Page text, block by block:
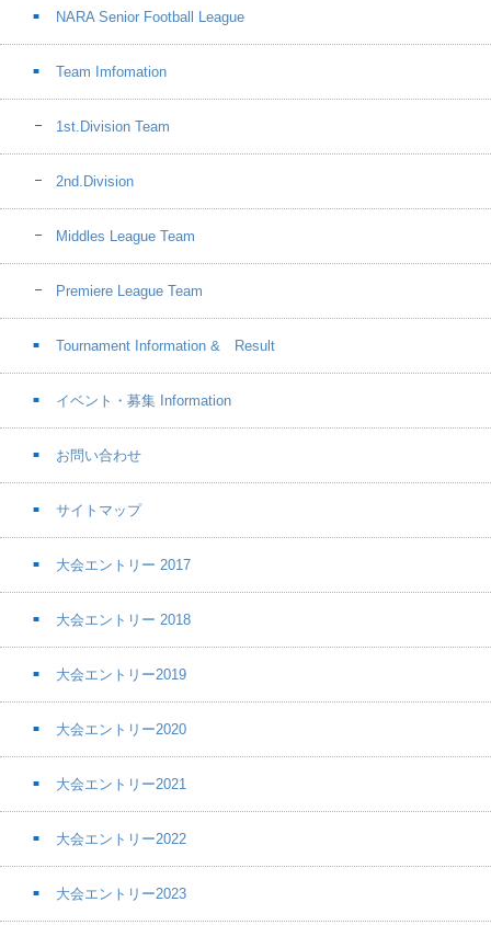
NARA Senior Football League
Team Imfomation
1st.Division Team
2nd.Division
Middles League Team
Premiere League Team
Tournament Information & Result
イベント・募集 Information
お問い合わせ
サイトマップ
大会エントリー 2017
大会エントリー 2018
大会エントリー2019
大会エントリー2020
大会エントリー2021
大会エントリー2022
大会エントリー2023